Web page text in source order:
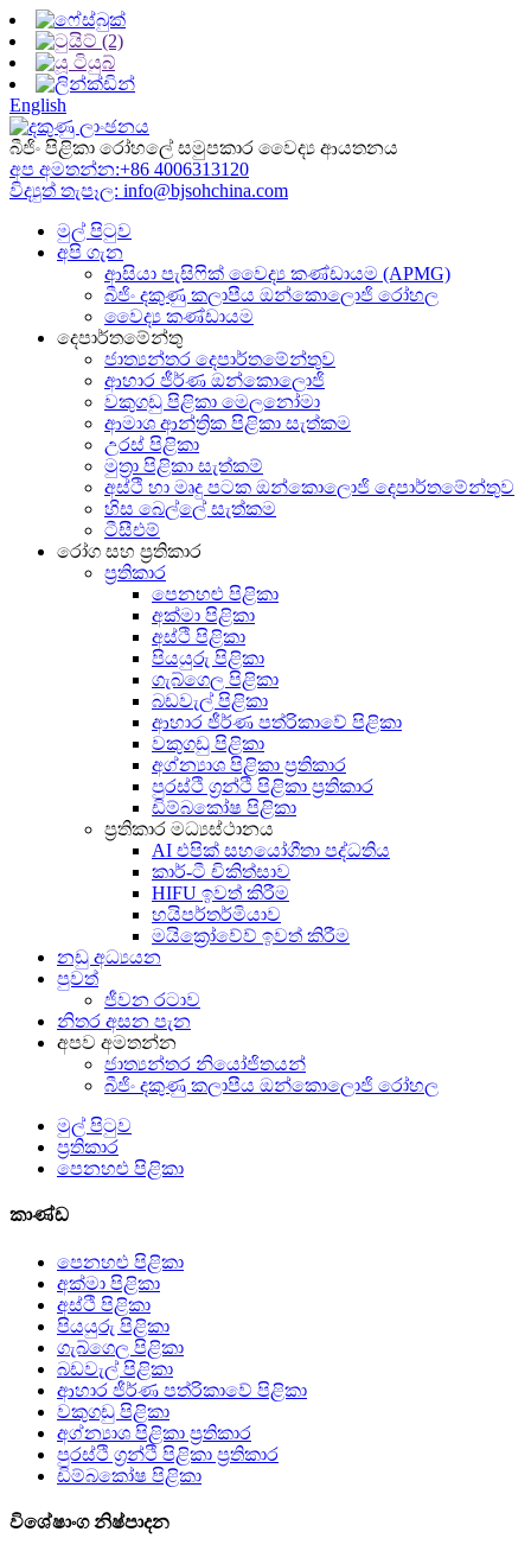
English
බීජිං පිළිකා රෝහලේ සමුපකාර වෛද්‍ය ආයතනය
අප අමතන්න:+86 4006313120
විද්‍යුත් තැපෑල: info@bjsohchina.com
මුල් පිටුව
අපි ගැන
ආසියා පැසිෆික් වෛද්‍ය කණ්ඩායම (APMG)
බීජිං දකුණු කලාපීය ඔන්කොලොජි රෝහල
වෛද්‍ය කණ්ඩායම
දෙපාර්තමේන්තු
ජාත්‍යන්තර දෙපාර්තමේන්තුව
ආහාර ජීර්ණ ඔන්කොලොජි
වකුගඩු පිළිකා මෙලනෝමා
ආමාශ ආන්ත්‍රික පිළිකා සැත්කම
උරස් පිළිකා
මුත්‍රා පිළිකා සැත්කම්
අස්ථි හා මෘදු පටක ඔන්කොලොජි දෙපාර්තමේන්තුව
හිස බෙල්ලේ සැත්කම
ටීසීඑම්
රෝග සහ ප්‍රතිකාර
ප්‍රතිකාර
පෙනහළු පිළිකා
අක්මා පිළිකා
අස්ථි පිළිකා
පියයුරු පිළිකා
ගැබ්ගෙල පිළිකා
බඩවැල් පිළිකා
ආහාර ජීර්ණ පත්රිකාවේ පිළිකා
වකුගඩු පිළිකා
අග්න්‍යාශ පිළිකා ප්‍රතිකාර
පුරස්ථි ග්‍රන්ථි පිළිකා ප්‍රතිකාර
ඩිම්බකෝෂ පිළිකා
ප්‍රතිකාර මධ්‍යස්ථානය
AI එපික් සහයෝගීතා පද්ධතිය
කාර්-ටී චිකිත්සාව
HIFU ඉවත් කිරීම
හයිපර්තර්මියාව
මයික්‍රෝවේව් ඉවත් කිරීම
නඩු අධ්‍යයන
පුවත්
ජීවන රටාව
නිතර අසන පැන
අපව අමතන්න
ජාත්‍යන්තර නියෝජිතයන්
බීජිං දකුණු කලාපීය ඔන්කොලොජි රෝහල
මුල් පිටුව
ප්‍රතිකාර
පෙනහළු පිළිකා
කාණ්ඩ
පෙනහළු පිළිකා
අක්මා පිළිකා
අස්ථි පිළිකා
පියයුරු පිළිකා
ගැබ්ගෙල පිළිකා
බඩවැල් පිළිකා
ආහාර ජීර්ණ පත්රිකාවේ පිළිකා
වකුගඩු පිළිකා
අග්න්‍යාශ පිළිකා ප්‍රතිකාර
පුරස්ථි ග්‍රන්ථි පිළිකා ප්‍රතිකාර
ඩිම්බකෝෂ පිළිකා
විශේෂාංග නිෂ්පාදන